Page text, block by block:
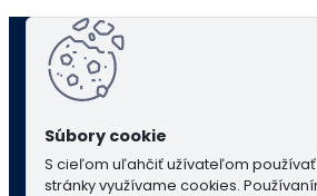
S cieľom uľahčiť užívateľom
stránky využívame cookies.